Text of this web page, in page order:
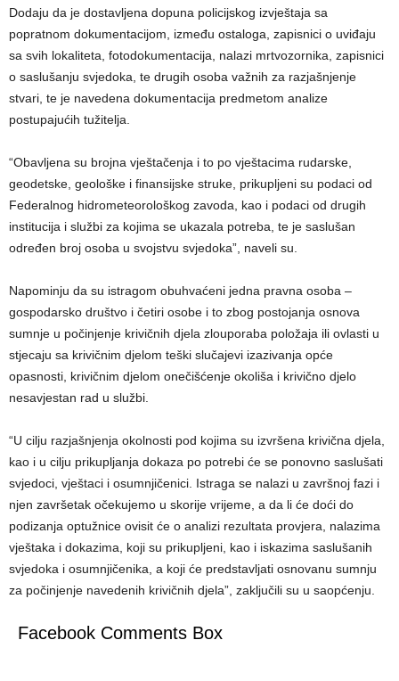
Dodaju da je dostavljena dopuna policijskog izvještaja sa
popratnom dokumentacijom, između ostaloga, zapisnici o uviđaju
sa svih lokaliteta, fotodokumentacija, nalazi mrtvozornika, zapisnici
o saslušanju svjedoka, te drugih osoba važnih za razjašnjenje
stvari, te je navedena dokumentacija predmetom analize
postupajućih tužitelja.
“Obavljena su brojna vještačenja i to po vještacima rudarske,
geodetske, geološke i finansijske struke, prikupljeni su podaci od
Federalnog hidrometeorološkog zavoda, kao i podaci od drugih
institucija i službi za kojima se ukazala potreba, te je saslušan
određen broj osoba u svojstvu svjedoka”, naveli su.
Napominju da su istragom obuhvaćeni jedna pravna osoba –
gospodarsko društvo i četiri osobe i to zbog postojanja osnova
sumnje u počinjenje krivičnih djela zlouporaba položaja ili ovlasti u
stjecaju sa krivičnim djelom teški slučajevi izazivanja opće
opasnosti, krivičnim djelom onečišćenje okoliša i krivično djelo
nesavjestan rad u službi.
“U cilju razjašnjenja okolnosti pod kojima su izvršena krivična djela,
kao i u cilju prikupljanja dokaza po potrebi će se ponovno saslušati
svjedoci, vještaci i osumnjičenici. Istraga se nalazi u završnoj fazi i
njen završetak očekujemo u skorije vrijeme, a da li će doći do
podizanja optužnice ovisit će o analizi rezultata provjera, nalazima
vještaka i dokazima, koji su prikupljeni, kao i iskazima saslušanih
svjedoka i osumnjičenika, a koji će predstavljati osnovanu sumnju
za počinjenje navedenih krivičnih djela”, zaključili su u saopćenju.
Facebook Comments Box